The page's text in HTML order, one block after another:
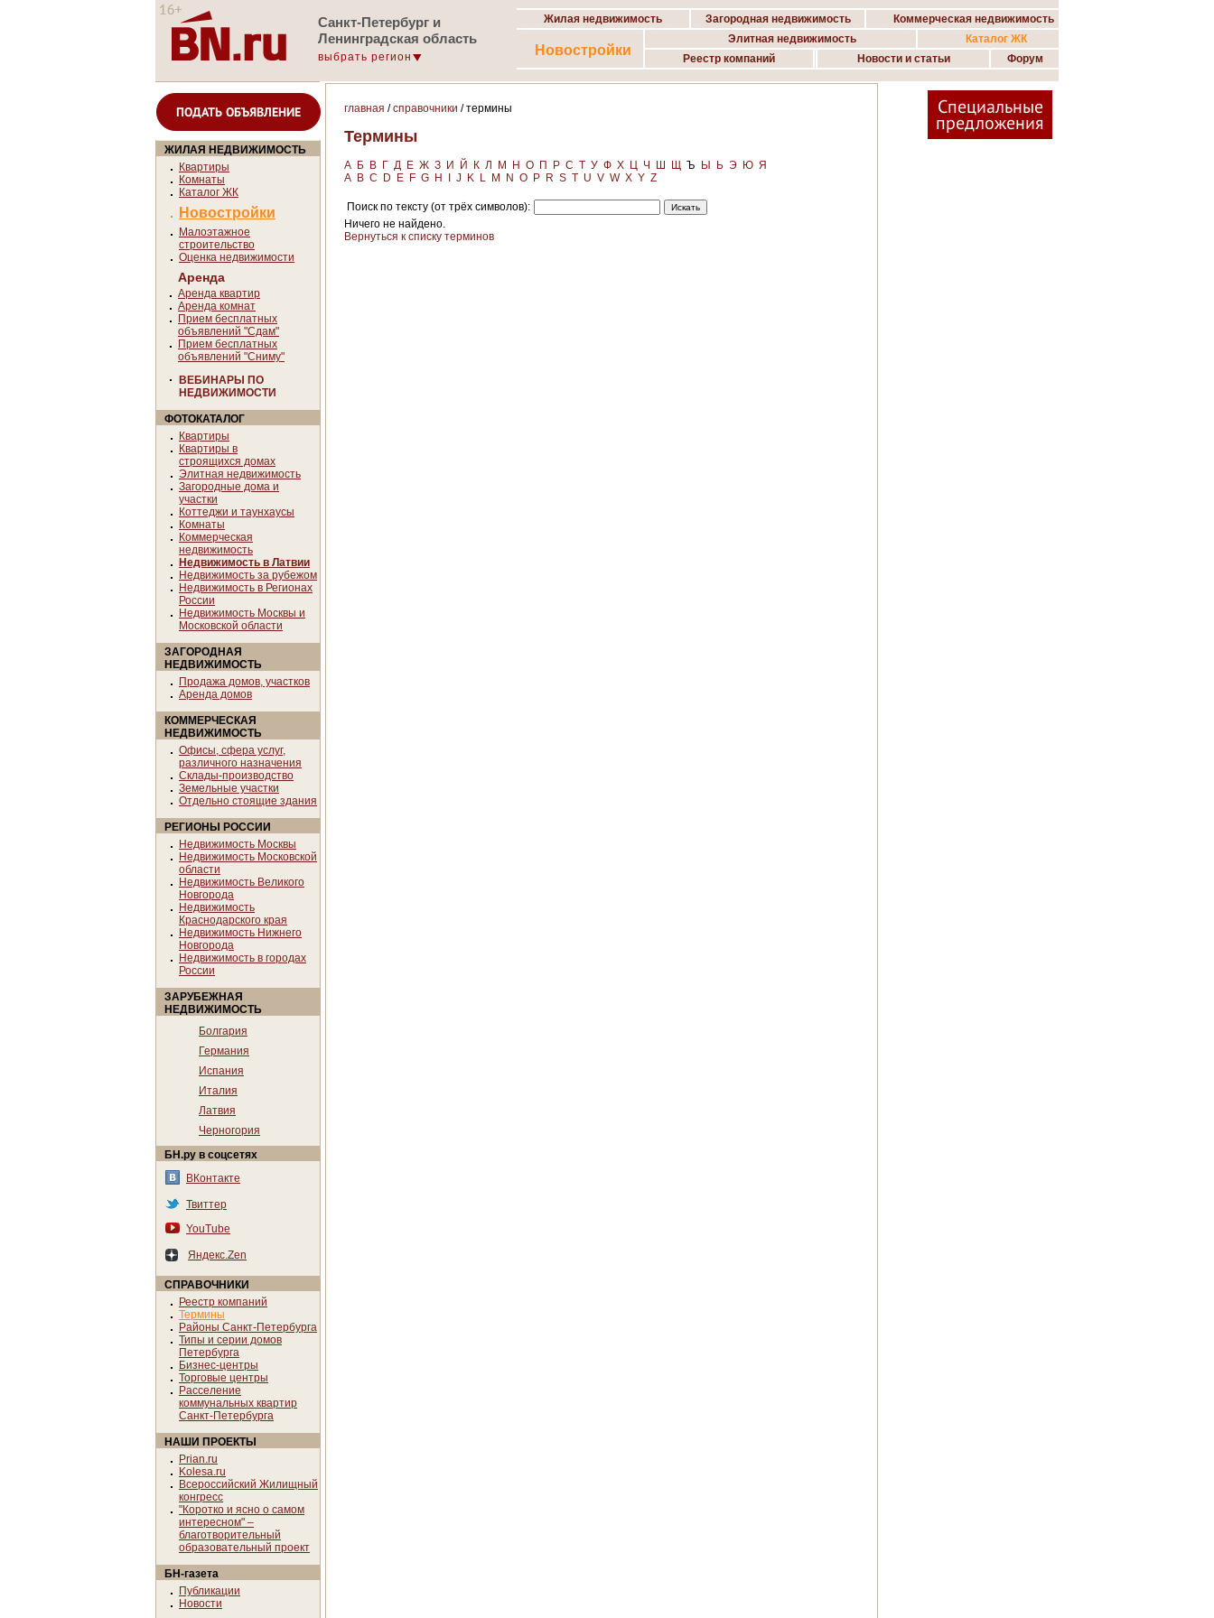
Санкт-Петербург и
Ленинградская область
выбрать регион
Жилая недвижимость Загородная недвижимость Коммерческая недвижимость
Новостройки
Элитная недвижимость
Каталог ЖК
Реестр компаний
Новости и статьи Форум
ПОДАТЬ ОБЪЯВЛЕНИЕ
ЖИЛАЯ НЕДВИЖИМОСТЬ
Квартиры
Комнаты
Каталог ЖК
Новостройки
Малоэтажное
строительство
Оценка недвижимости
Аренда
Аренда квартир
Аренда комнат
Прием бесплатных
объявлений "Сдам"
Прием бесплатных
объявлений "Сниму"
ВЕБИНАРЫ ПО
НЕДВИЖИМОСТИ
ФОТОКАТАЛОГ
Квартиры
Квартиры в
строящихся домах
Элитная недвижимость
Загородные дома и
участки
Коттеджи и таунхаусы
Комнаты
Коммерческая
недвижимость
Недвижимость в Латвии
Недвижимость за рубежом
Недвижимость в Регионах
России
Недвижимость Москвы и
Московской области
ЗАГОРОДНАЯ
НЕДВИЖИМОСТЬ
Продажа домов, участков
Аренда домов
КОММЕРЧЕСКАЯ
НЕДВИЖИМОСТЬ
Офисы, сфера услуг,
различного назначения
Склады-производство
Земельные участки
Отдельно стоящие здания
РЕГИОНЫ РОССИИ
Недвижимость Москвы
Недвижимость Московской
области
Недвижимость Великого
Новгорода
Недвижимость
Краснодарского края
Недвижимость Нижнего
Новгорода
Недвижимость в городах
России
ЗАРУБЕЖНАЯ
НЕДВИЖИМОСТЬ
Болгария
Германия
Испания
Италия
Латвия
Черногория
БН.ру в соцсетях
ВКонтакте
Твиттер
YouTube
Яндекс.Zen
СПРАВОЧНИКИ
Реестр компаний
Термины
Районы Санкт-Петербурга
Типы и серии домов
Петербурга
Бизнес-центры
Торговые центры
Расселение
коммунальных квартир
Санкт-Петербурга
НАШИ ПРОЕКТЫ
Prian.ru
Kolesa.ru
Всероссийский Жилищный
конгресс
"Коротко и ясно о самом
интересном" –
благотворительный
образовательный проект
БН-газета
Публикации
Новости
главная /справочники / термины
Термины
А Б В Г Д Е Ж З И Й К Л М Н О П Р С Т У Ф Х Ц Ч Ш Щ Ъ Ы Ь Э Ю Я
A B C D E F G H J K L M N O P R S T U V W X Y Z
Поиск по тексту (от трёх символов):
Ничего не найдено.
Вернуться к списку терминов
Специальные
предложения